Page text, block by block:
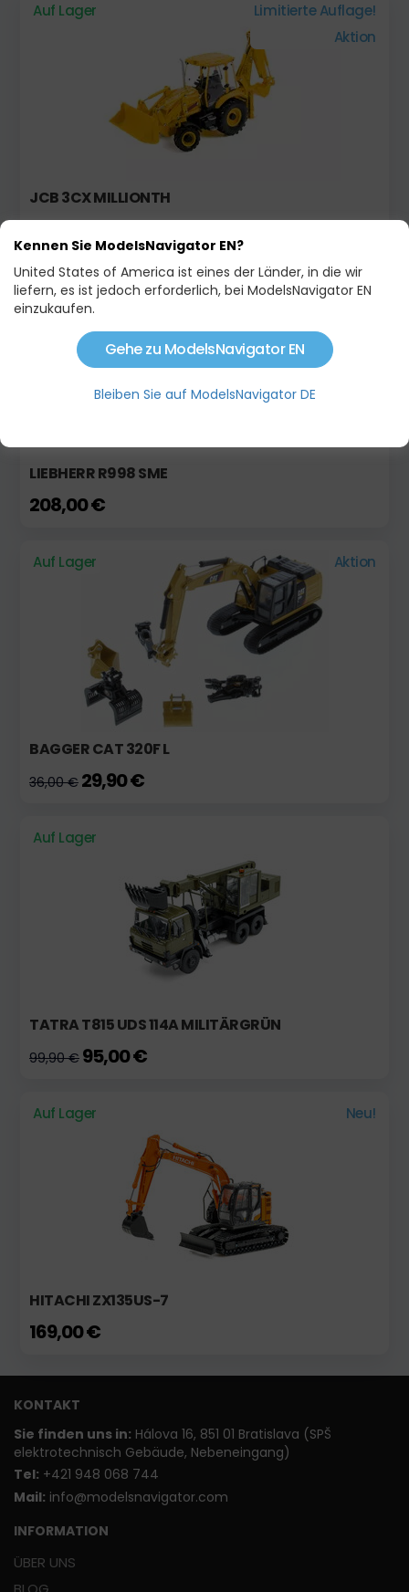
Auf Lager
Limitierte Auflage!
Aktion
JCB 3CX MILLIONTH
Auf Lager Neu!
LIEBHERR R998 SME
208,00 €
Auf Lager Aktion
BAGGER CAT 320F L
36,00 € 29,90 €
Auf Lager
TATRA T815 UDS 114A MILITÄRGRÜN
99,90 € 95,00 €
Auf Lager Neu!
HITACHI ZX135US-7
169,00 €
KONTAKT
Sie finden uns in: Hálova 16, 851 01 Bratislava (SPŠ
elektrotechnisch Gebäude, Nebeneingang)
Tel: +421 948 068 744
Mail: info@modelsnavigator.com
INFORMATION
ÜBER UNS
Kennen Sie ModelsNavigator EN?
United States of America ist eines der Länder, in die wir
liefern, es ist jedoch erforderlich, bei ModelsNavigator EN
einzukaufen.
Gehe zu ModelsNavigator EN
Bleiben Sie auf ModelsNavigator DE